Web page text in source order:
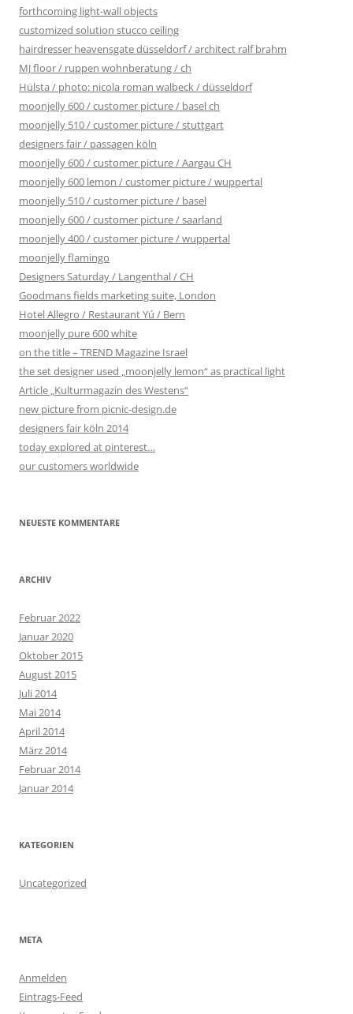
forthcoming light-wall objects
customized solution stucco ceiling
hairdresser heavensgate düsseldorf / architect ralf brahm
MJ floor / ruppen wohnberatung / ch
Hülsta / photo: nicola roman walbeck / düsseldorf
moonjelly 600 / customer picture / basel ch
moonjelly 510 / customer picture / stuttgart
designers fair / passagen köln
moonjelly 600 / customer picture / Aargau CH
moonjelly 600 lemon / customer picture / wuppertal
moonjelly 510 / customer picture / basel
moonjelly 600 / customer picture / saarland
moonjelly 400 / customer picture / wuppertal
moonjelly flamingo
Designers Saturday / Langenthal / CH
Goodmans fields marketing suite, London
Hotel Allegro / Restaurant Yú / Bern
moonjelly pure 600 white
on the title – TREND Magazine Israel
the set designer used „moonjelly lemon“ as practical light
Article „Kulturmagazin des Westens“
new picture from picnic-design.de
designers fair köln 2014
today explored at pinterest…
our customers worldwide
NEUESTE KOMMENTARE
ARCHIV
Februar 2022
Januar 2020
Oktober 2015
August 2015
Juli 2014
Mai 2014
April 2014
März 2014
Februar 2014
Januar 2014
KATEGORIEN
Uncategorized
META
Anmelden
Eintrags-Feed